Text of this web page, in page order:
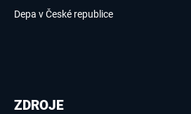
Depa v České republice
ZDROJE